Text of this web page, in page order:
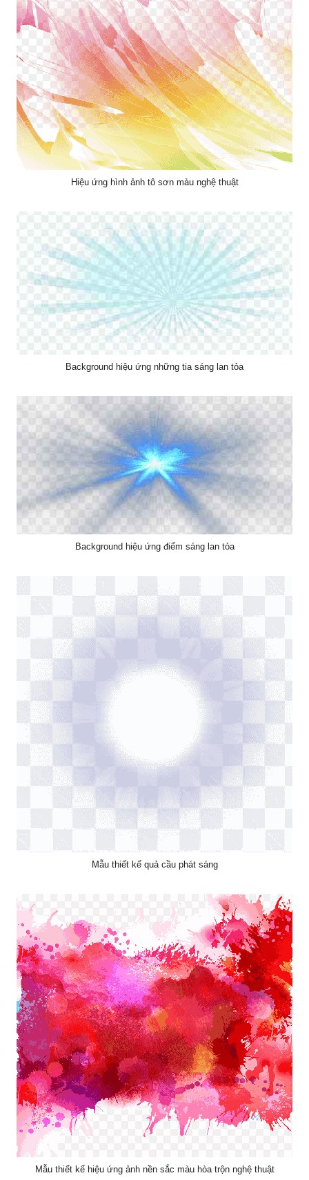
Hiệu ứng hình ảnh tô sơn màu nghệ thuật
Background hiệu ứng những tia sáng lan tỏa
Background hiệu ứng điểm sáng lan tỏa
Mẫu thiết kế quả cầu phát sáng
Mẫu thiết kế hiệu ứng ảnh nền sắc màu hòa trộn nghệ thuật